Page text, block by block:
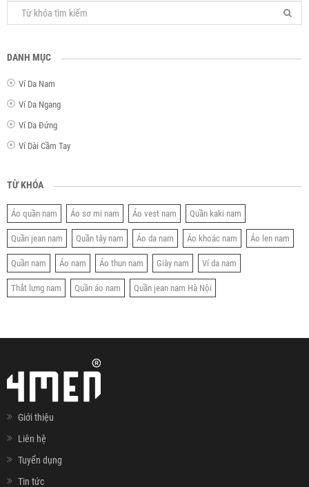
DANH MỤC
Ví Da Nam
Ví Da Ngang
Ví Da Đứng
Ví Dài Cầm Tay
TỪ KHÓA
Áo quần nam Áo sơ mi nam Áo vest nam Quần kaki nam
Quần jean nam Quần tây nam Áo da nam Áo khoác nam Áo len nam
Quần nam Áo nam Áo thun nam Giày nam Ví da nam
Thắt lưng nam Quần áo nam Quần jean nam Hà Nội
Giới thiệu
Liên hệ
Tuyển dụng
Tin tức